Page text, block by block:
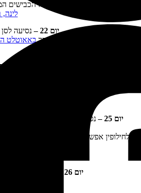
מועדי פתיחה של הכבישים
יום 22 –
נסיעה לסן
(אפשר לעבור בדרךבאאוטלט
יום 25 –
יום 26 –
טיול בעיר